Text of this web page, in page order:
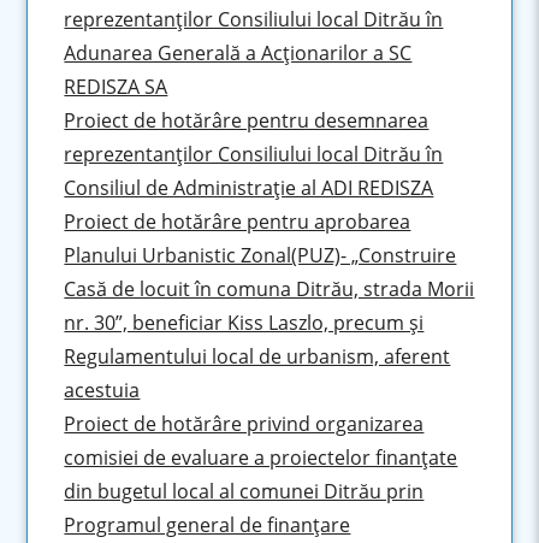
reprezentanţilor Consiliului local Ditrău în
Adunarea Generală a Acţionarilor a SC
REDISZA SA
Proiect de hotărâre pentru desemnarea
reprezentanţilor Consiliului local Ditrău în
Consiliul de Administraţie al ADI REDISZA
Proiect de hotărâre pentru aprobarea
Planului Urbanistic Zonal(PUZ)- „Construire
Casă de locuit în comuna Ditrău, strada Morii
nr. 30”, beneficiar Kiss Laszlo, precum şi
Regulamentului local de urbanism, aferent
acestuia
Proiect de hotărâre privind organizarea
comisiei de evaluare a proiectelor finanţate
din bugetul local al comunei Ditrău prin
Programul general de finanţare